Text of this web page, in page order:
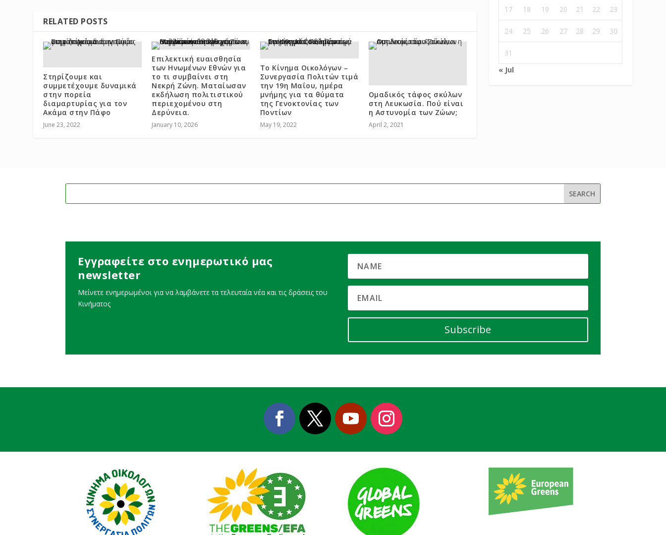
RELATED POSTS
Στηρίζουμε και
συμμετέχουμε δυναμικά
στην πορεία
διαμαρτυρίας για τον
Ακάμα στην Πάφο
June 23, 2022
Επιλεκτική ευαισθησία
των Ηνωμένων Εθνών για
το τι συμβαίνει στη
Νεκρή Ζώνη. Ματαίωσαν
εκδήλωση πολιτιστικού
περιεχομένου στη
Δερύνεια.
January 10, 2026
Το Κίνημα Οικολόγων –
Συνεργασία Πολιτών τιμά
την 19η Μαΐου, ημέρα
μνήμης για τα θύματα
της Γενοκτονίας των
Ποντίων
May 19, 2022
Ομαδικός τάφος σκύλων
στη Λευκωσία. Πού είναι
η Αστυνομία των Ζώων;
April 2, 2021
17 18 19 20 21 22 23
24 25 26 27 28 29 30
31
« Jul
Εγγραφείτε στο ενημερωτικό μας
newsletter
Μείνετε ενημερωμένοι για να λαμβάνετε τα τελευταία νέα και τις δράσεις του
Κινήματος
Subscribe